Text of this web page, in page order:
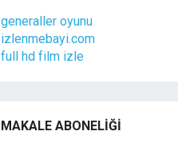
generaller oyunu
izlenmebayi.com
full hd film izle
MAKALE ABONELIĞI